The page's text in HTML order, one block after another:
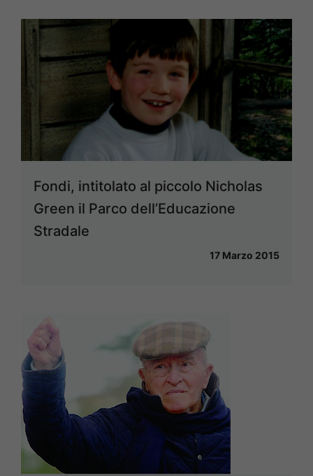
Fondi, intitolato al piccolo Nicholas
Green il Parco dell’Educazione
Stradale
17 Marzo 2015